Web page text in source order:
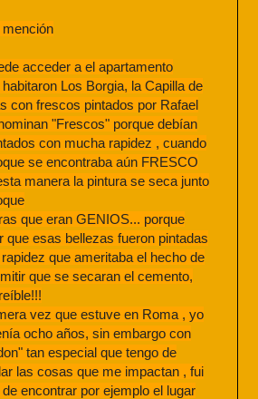
acceder a el apartamento
habitaron Los Borgia, la Capilla de
con frescos pintados por Rafael
"Frescos" porque debían
con mucha rapidez , cuando
se encontraba aún FRESCO
manera la pintura se seca junto
que eran GENIOS... porque
que esas bellezas fueron pintadas
que ameritaba el hecho de
que se secaran el cemento,
vez que estuve en Roma , yo
ocho años, sin embargo con
tan especial que tengo de
las cosas que me impactan , fui
encontrar por ejemplo el lugar